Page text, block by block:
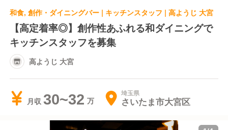
和食, 創作・ダイニングバー | キッチンスタッフ | 高ようじ 大宮
【高定着率◎】創作性あふれる和ダイニングで
キッチンスタッフを募集
高ようじ 大宮
月収 30~32 埼玉県
さいたま市大宮区